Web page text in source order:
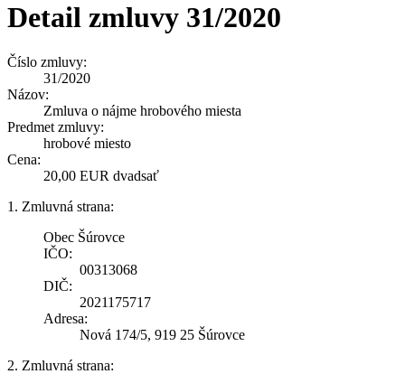
Detail zmluvy 31/2020
Číslo zmluvy:
31/2020
Názov:
Zmluva o nájme hrobového miesta
Predmet zmluvy:
hrobové miesto
Cena:
20,00 EUR dvadsať
1. Zmluvná strana:
Obec Šúrovce
IČO:
00313068
DIČ:
2021175717
Adresa:
Nová 174/5, 919 25 Šúrovce
2. Zmluvná strana: